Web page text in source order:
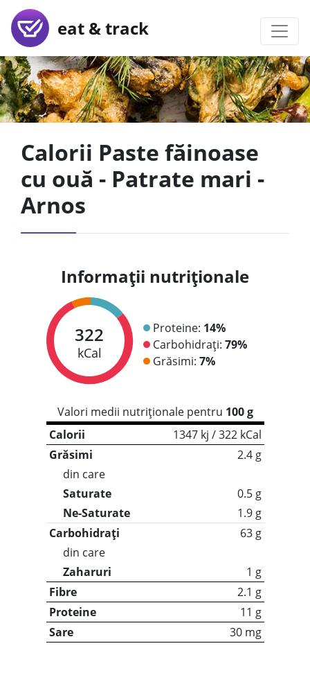
eat & track
Calorii Paste făinoase
cu ouă - Patrate mari -
Arnos
Informații nutriționale
322
kCal
Proteine: 14%
Carbohidrați: 79%
Grăsimi: 7%
Valori medii nutriționale pentru 100 g
Calorii
1347 kj / 322 kCal
Grăsimi
2.4 g
din care
Saturate
0.5 g
Ne-Saturate
1.9 g
Carbohidrați
63 g
din care
Zaharuri
1 g
Fibre
2.1 g
Proteine
11 g
Sare
30 mg